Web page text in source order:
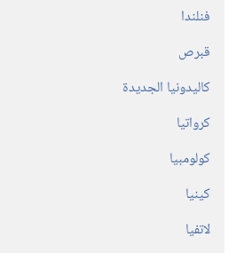
فنلندا
قبرص
كاليدونيا الجديدة
كرواتيا
كولومبيا
كينيا
لاتفيا